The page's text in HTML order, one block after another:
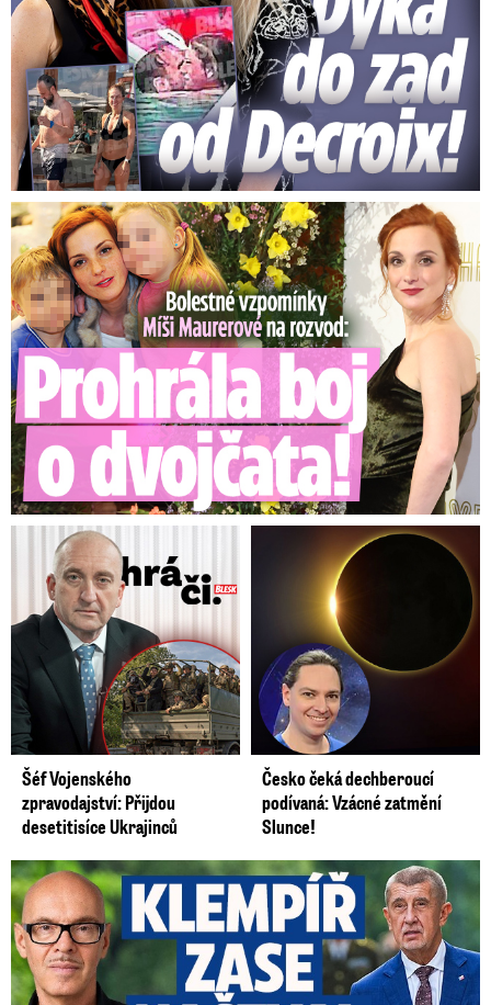
Bolestné vzpomínky Míši Maurerové: Prohrála boj o dvojčata!
Šéf Vojenského
zpravodajství: Přijdou
desetitisíce Ukrajinců
Česko čeká dechberoucí
podívaná: Vzácné zatmění
Slunce!
Umělci tepou Klempíře: „Zcela nepřijatelné.“